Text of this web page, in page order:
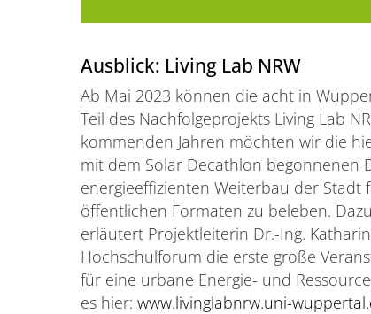
Ausblick: Living Lab NRW
Ab Mai 2023 können die acht in
Teil des Nachfolgeprojekts Living Lab
kommenden Jahren möchten wir die
mit dem Solar Decathlon begonnenen
energieeffizienten Weiterbau der
öffentlichen Formaten zu beleben.
erläutert Projektleiterin Dr.-Ing.
Hochschulforum die erste große
für eine urbane Energie- und
es hier: www.livinglabnrw.uni-